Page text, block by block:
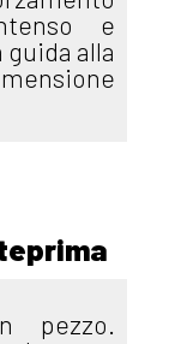
e
alla
pezzo.